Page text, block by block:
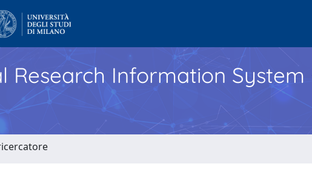
Research Information System